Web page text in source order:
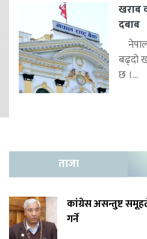
खराब
दबाब
बढ्दो
छ ।...
ताजा
कांग्रेस असन्तुष्ट
गर्ने